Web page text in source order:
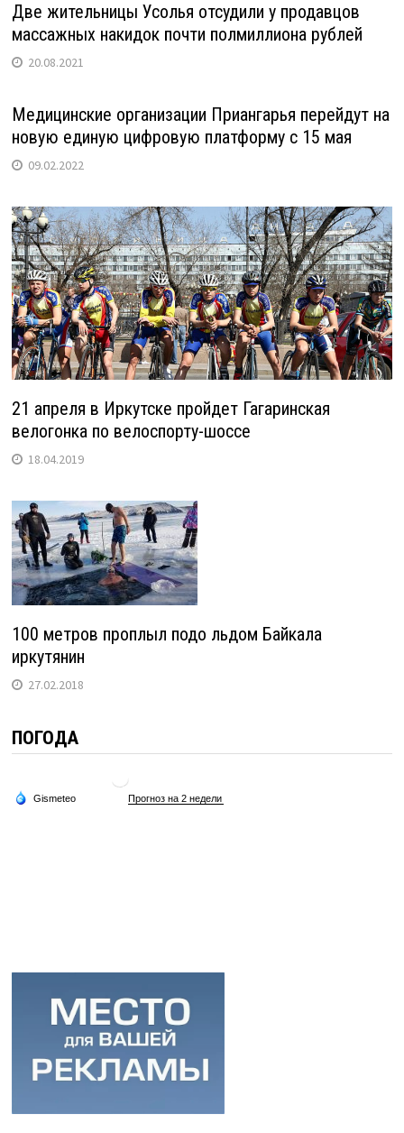
Две жительницы Усолья отсудили у продавцов
массажных накидок почти полмиллиона рублей
20.08.2021
Медицинские организации Приангарья перейдут на
новую единую цифровую платформу с 15 мая
09.02.2022
21 апреля в Иркутске пройдет Гагаринская
велогонка по велоспорту-шоссе
18.04.2019
100 метров проплыл подо льдом Байкала
иркутянин
27.02.2018
ПОГОДА